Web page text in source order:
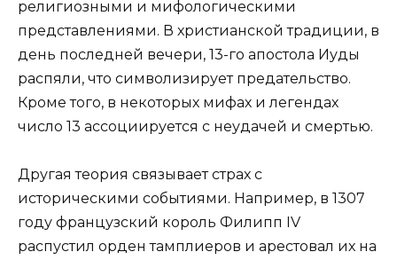
религиозными и мифологическими
представлениями. В христианской традиции, в
день последней вечери, 13-го апостола Иуды
распяли, что символизирует предательство.
Кроме того, в некоторых мифах и легендах
число 13 ассоциируется с неудачей и смертью.
Другая теория связывает страх с
историческими событиями. Например, в 1307
году французский король Филипп IV
распустил орден тамплиеров и арестовал их на